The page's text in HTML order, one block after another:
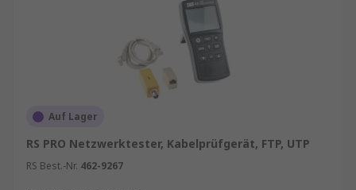
Auf Lager
RS PRO Netzwerktester, Kabelprüfgerät, FTP, UTP
RS Best.-Nr. 462-9267